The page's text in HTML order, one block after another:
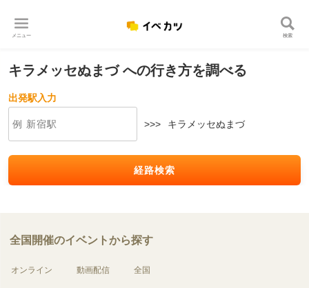
メニュー 検索
キラメッセぬまづ への行き方を調べる
出発駅入力
>>> キラメッセぬまづ
経路検索
全国開催のイベントから探す
オンライン 動画配信 全国